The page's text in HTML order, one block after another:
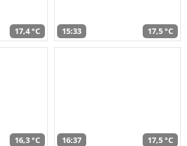
17,4 °C 15:33 17,5 °C
16,3 °C 16:37 17,5 °C